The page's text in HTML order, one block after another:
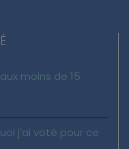
moins de 15
j’ai voté pour ce